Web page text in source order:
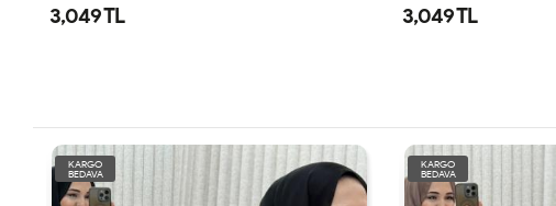
3,049 TL 3,049 TL
KARGO
BEDAVA
KARGO
BEDAVA